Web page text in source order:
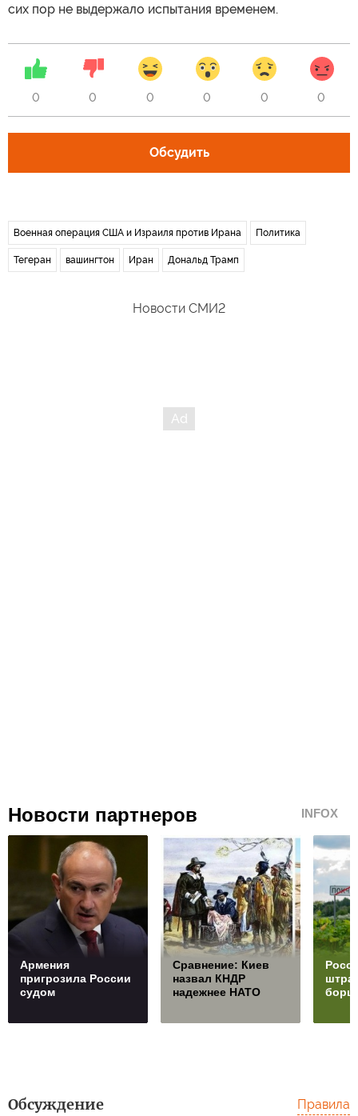
сих пор не выдержало испытания временем.
0 0 0 0 0 0
Обсудить
Военная операция США и Израиля против Ирана Политика
Тегеран вашингтон Иран Дональд Трамп
Новости СМИ2
Новости партнеров INFOX
Армения
пригрозила России
судом
Сравнение: Киев
назвал КНДР
надежнее НАТО
Обсуждение Правила